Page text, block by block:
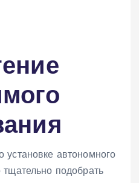
автономного
тщательно подобрать